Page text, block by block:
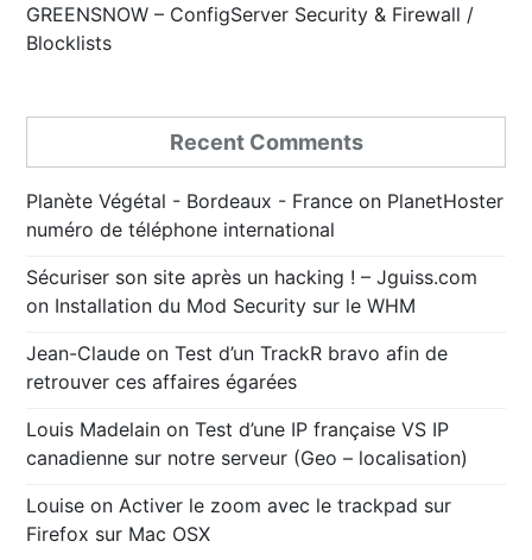
GREENSNOW – ConfigServer Security & Firewall /
Blocklists
Recent Comments
Planète Végétal - Bordeaux - France on PlanetHoster
numéro de téléphone international
Sécuriser son site après un hacking ! – Jguiss.com
on Installation du Mod Security sur le WHM
Jean-Claude onTest d’un TrackR bravo afin de
retrouver ces affaires égarées
Louis Madelain onTest d’une IP française VS IP
canadienne sur notre serveur (Geo – localisation)
Louise on Activer le zoom avec le trackpad sur
Firefox sur Mac OSX